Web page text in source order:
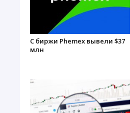
С биржи Phemex вывели $37
млн